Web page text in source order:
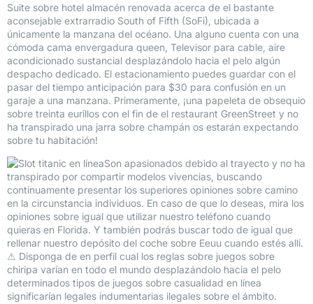
Suite sobre hotel almacén renovada acerca de el bastante
aconsejable extrarradio South of Fifth (SoFi), ubicada a
únicamente la manzana del océano. Una alguno cuenta con una
cómoda cama envergadura queen, Televisor para cable, aire
acondicionado sustancial desplazándolo hacia el pelo algún
despacho dedicado. El estacionamiento puedes guardar con el
pasar del tiempo anticipación para $30 para confusión en un
garaje a una manzana. Primeramente, ¡una papeleta de obsequio
sobre treinta eurillos con el fin de el restaurant GreenStreet y no
ha transpirado una jarra sobre champán os estarán expectando
sobre tu habitación!
Son apasionados debido al trayecto y no ha
transpirado por compartir modelos vivencias, buscando
continuamente presentar los superiores opiniones sobre camino
en la circunstancia individuos. En caso de que lo deseas, mira los
opiniones sobre igual que utilizar nuestro teléfono cuando
quieras en Florida. Y también podrás buscar todo de igual que
rellenar nuestro depósito del coche sobre Eeuu cuando estés allí.
⚠ Disponga de en perfil cual los reglas sobre juegos sobre
chiripa varían en todo el mundo desplazándolo hacia el pelo
determinados tipos de juegos sobre casualidad en línea
significarían legales indumentarias ilegales sobre el ámbito.